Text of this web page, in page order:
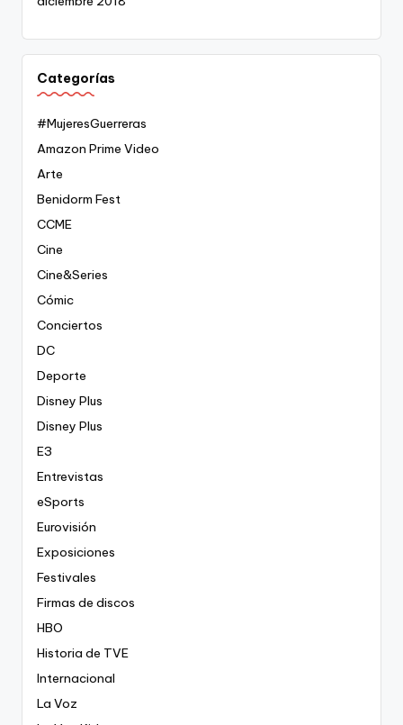
Categorías
#MujeresGuerreras
Amazon Prime Video
Arte
Benidorm Fest
CCME
Cine
Cine&Series
Cómic
Conciertos
DC
Deporte
Disney Plus
Disney Plus
E3
Entrevistas
eSports
Eurovisión
Exposiciones
Festivales
Firmas de discos
HBO
Historia de TVE
Internacional
La Voz